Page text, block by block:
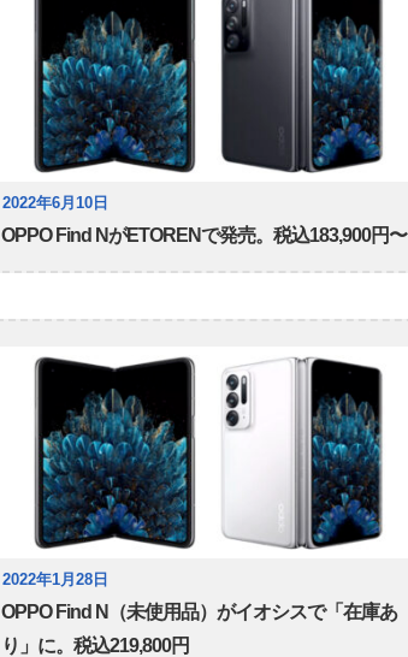
2022年6月10日
OPPO Find NがETORENで発売。税込183,900円〜
2022年1月28日
OPPO Find N（未使用品）がイオシスで「在庫あ
り」に。税込219,800円